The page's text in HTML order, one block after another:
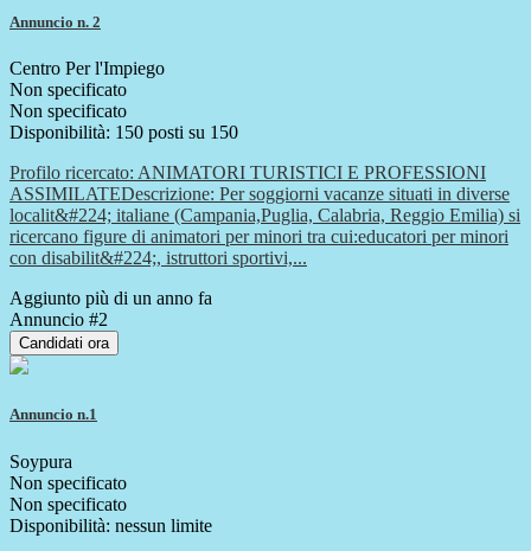
Annuncio n. 2
Centro Per l'Impiego
Non specificato
Non specificato
Disponibilità: 150 posti su 150
Profilo ricercato: ANIMATORI TURISTICI E PROFESSIONI
ASSIMILATEDescrizione: Per soggiorni vacanze situati in diverse
localit&#224; italiane (Campania,Puglia, Calabria, Reggio Emilia) si
ricercano figure di animatori per minori tra cui:educatori per minori
con disabilit&#224;, istruttori sportivi,...
Aggiunto più di un anno fa
Annuncio #2
Candidati ora
Annuncio n.1
Soypura
Non specificato
Non specificato
Disponibilità: nessun limite